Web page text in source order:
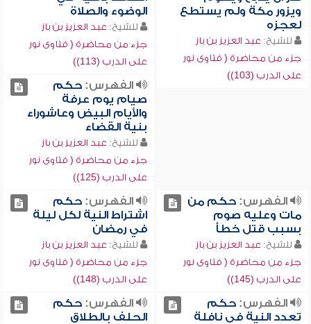
ويزور مكة ولم يستطع
لعجزه
للشيخ: عبد العزيز بن باز
جزء من محاضرة ( فتاوى نور
على الدرب (103))
الوضوء والصلاة
للشيخ: عبد العزيز بن باز
جزء من محاضرة ( فتاوى نور
على الدرب (113))
الفهرس:حكم
صيام يوم عرفة
والأيام البيض وعاشوراء
بنية القضاء
للشيخ: عبد العزيز بن باز
جزء من محاضرة ( فتاوى نور
على الدرب (125))
الفهرس:حكم من
مات وعليه صوم
بسبب قتل خطأ
للشيخ: عبد العزيز بن باز
جزء من محاضرة ( فتاوى نور
على الدرب (145))
الفهرس:حكم
اشتراط النية لكل ليلة
في رمضان
للشيخ: عبد العزيز بن باز
جزء من محاضرة ( فتاوى نور
على الدرب (148))
الفهرس:حكم
تعدد النية في نافلة
الفهرس:حكم
الحلف بالطلاق